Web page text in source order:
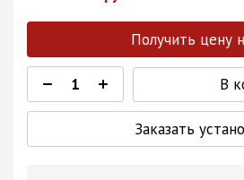
Получить цену
В
Заказать